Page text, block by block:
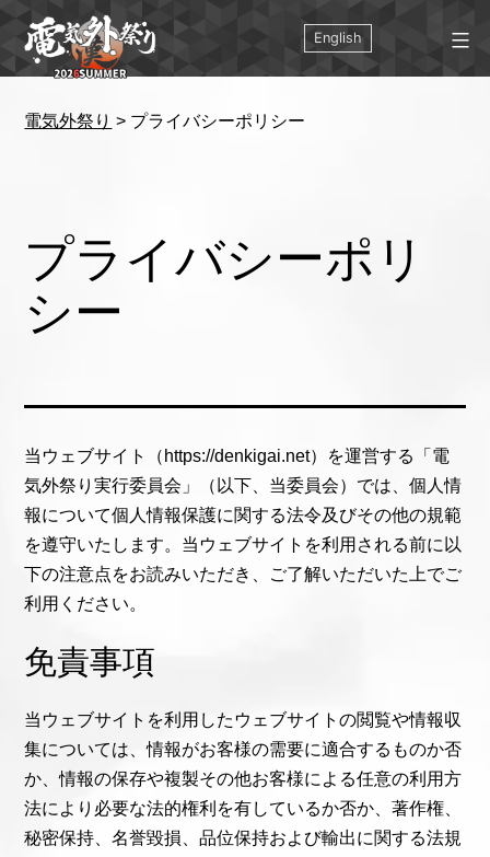
コ
ン
English
電気外祭り > プライバシーポリシー
プライバシーポリ
シー
当ウェブサイト（https://denkigai.net）を運営する「電
気外祭り実行委員会」（以下、当委員会）では、個人情
報について個人情報保護に関する法令及びその他の規範
を遵守いたします。当ウェブサイトを利用される前に以
下の注意点をお読みいただき、ご了解いただいた上でご
利用ください。
免責事項
当ウェブサイトを利用したウェブサイトの閲覧や情報収
集については、情報がお客様の需要に適合するものか否
か、情報の保存や複製その他お客様による任意の利用方
法により必要な法的権利を有しているか否か、著作権、
秘密保持、名誉毀損、品位保持および輸出に関する法規